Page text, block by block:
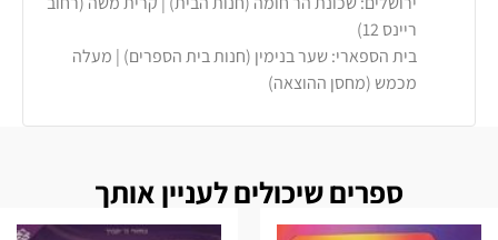
ריינס 12)
בית הספארי: שער בנימין (חנות בית הספרים) | מעלה
מכמש (מחסן ההוצאה)
ספרים שיכולים לעניין אותך